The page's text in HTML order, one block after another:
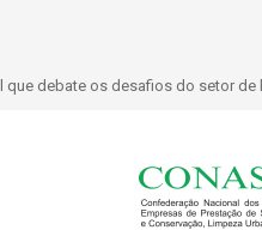
que debate os desafios do setor de